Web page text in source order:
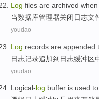
Log files are archived when
当数据库管理器关闭日志文
youdao
Log records are appended
日志记录追加到日志缓冲区
youdao
Logical-log buffer is used to